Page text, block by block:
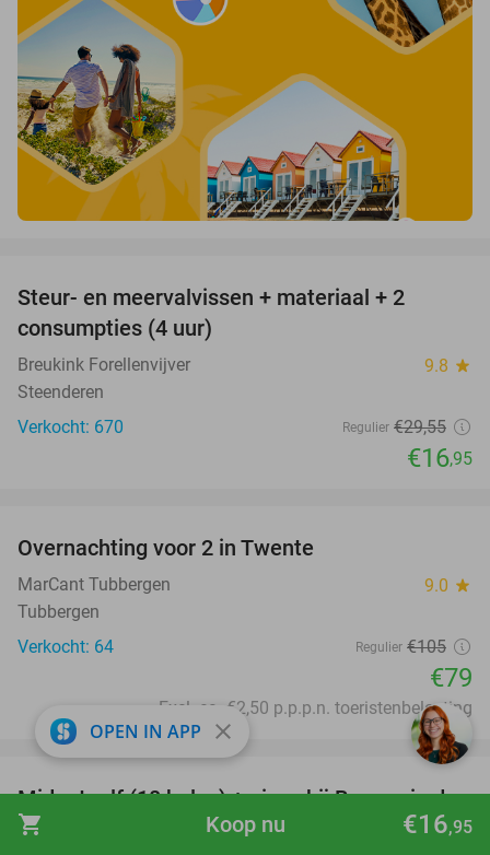
shopping_cart €16,95
Koop nu
Steur- en meervalvissen + materiaal + 2
consumpties (4 uur)
Breukink Forellenvijver 9.8 star
Steenderen
Verkocht: 670
Regulier €29,55
€16,95
Overnachting voor 2 in Twente
MarCant Tubbergen 9.0 star
Tubbergen
Verkocht: 64
Regulier €105
€79
Excl. ca. €2,50 p.p.p.n. toeristenbelasting
37%
favorite_border
Midgetgolf (18 holes) + pizza bij Brasserie de
Wrange
OPEN IN APP close